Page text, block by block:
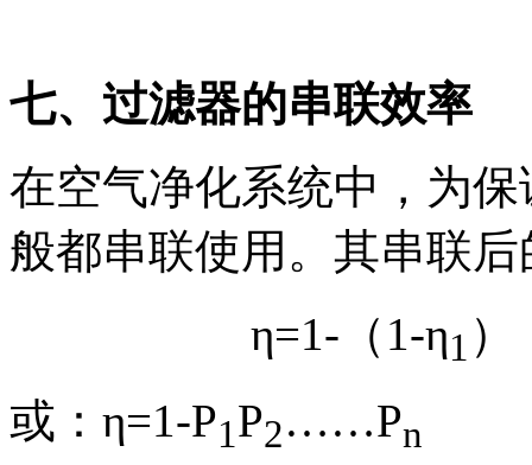
七、过滤器的串联效率
在空气净化系统中，为
般都串联使用。其串联
η=1-（1-η1 ）
或：η=1-P1P2……Pn